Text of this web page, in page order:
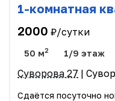
1-комнатная
2000 ₽/сутки
50 м2 1/9 этаж
Суворова 27 |
Сдаётся посуточно